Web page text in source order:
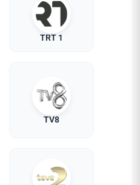
TRT 1
TV8